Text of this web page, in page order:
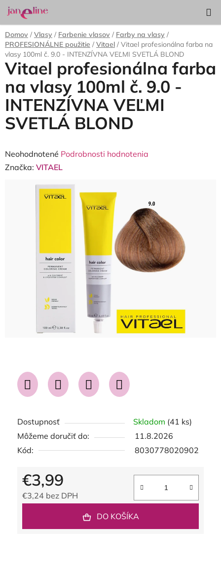
Prejsť
na
obsah
KOŠÍK
Domov / Vlasy / Farbenie vlasov / Farby na vlasy /
PROFESIONÁLNE použitie / Vitael / Vitael profesionálna farba na
vlasy 100ml č. 9.0 - INTENZÍVNA VEĽMI SVETLÁ BLOND
Dostupnosť Skladom (41 ks)
Môžeme doručiť do:
11.8.2026
Kód:
8030778020902
€3,99
€3,24 bez DPH
DO KOŠÍKA
Vitael profesionálna farba
na vlasy 100ml č. 9.0 -
INTENZÍVNA VEĽMI
SVETLÁ BLOND
Priemerné
hodnotenie
Neohodnotené Podrobnosti hodnotenia
Značka: VITAEL